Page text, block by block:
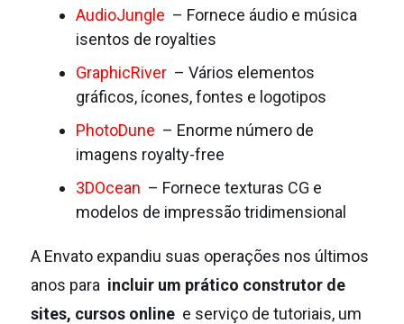
AudioJungle – Fornece áudio e música
isentos de royalties
GraphicRiver– Vários elementos
gráficos, ícones, fontes e logotipos
PhotoDune – Enorme número de
imagens royalty-free
3DOcean – Fornece texturas CG e
modelos de impressão tridimensional
A Envato expandiu suas operações nos últimos
anos para incluir um prático construtor de
sites, cursos onlinee serviço de tutoriais, um